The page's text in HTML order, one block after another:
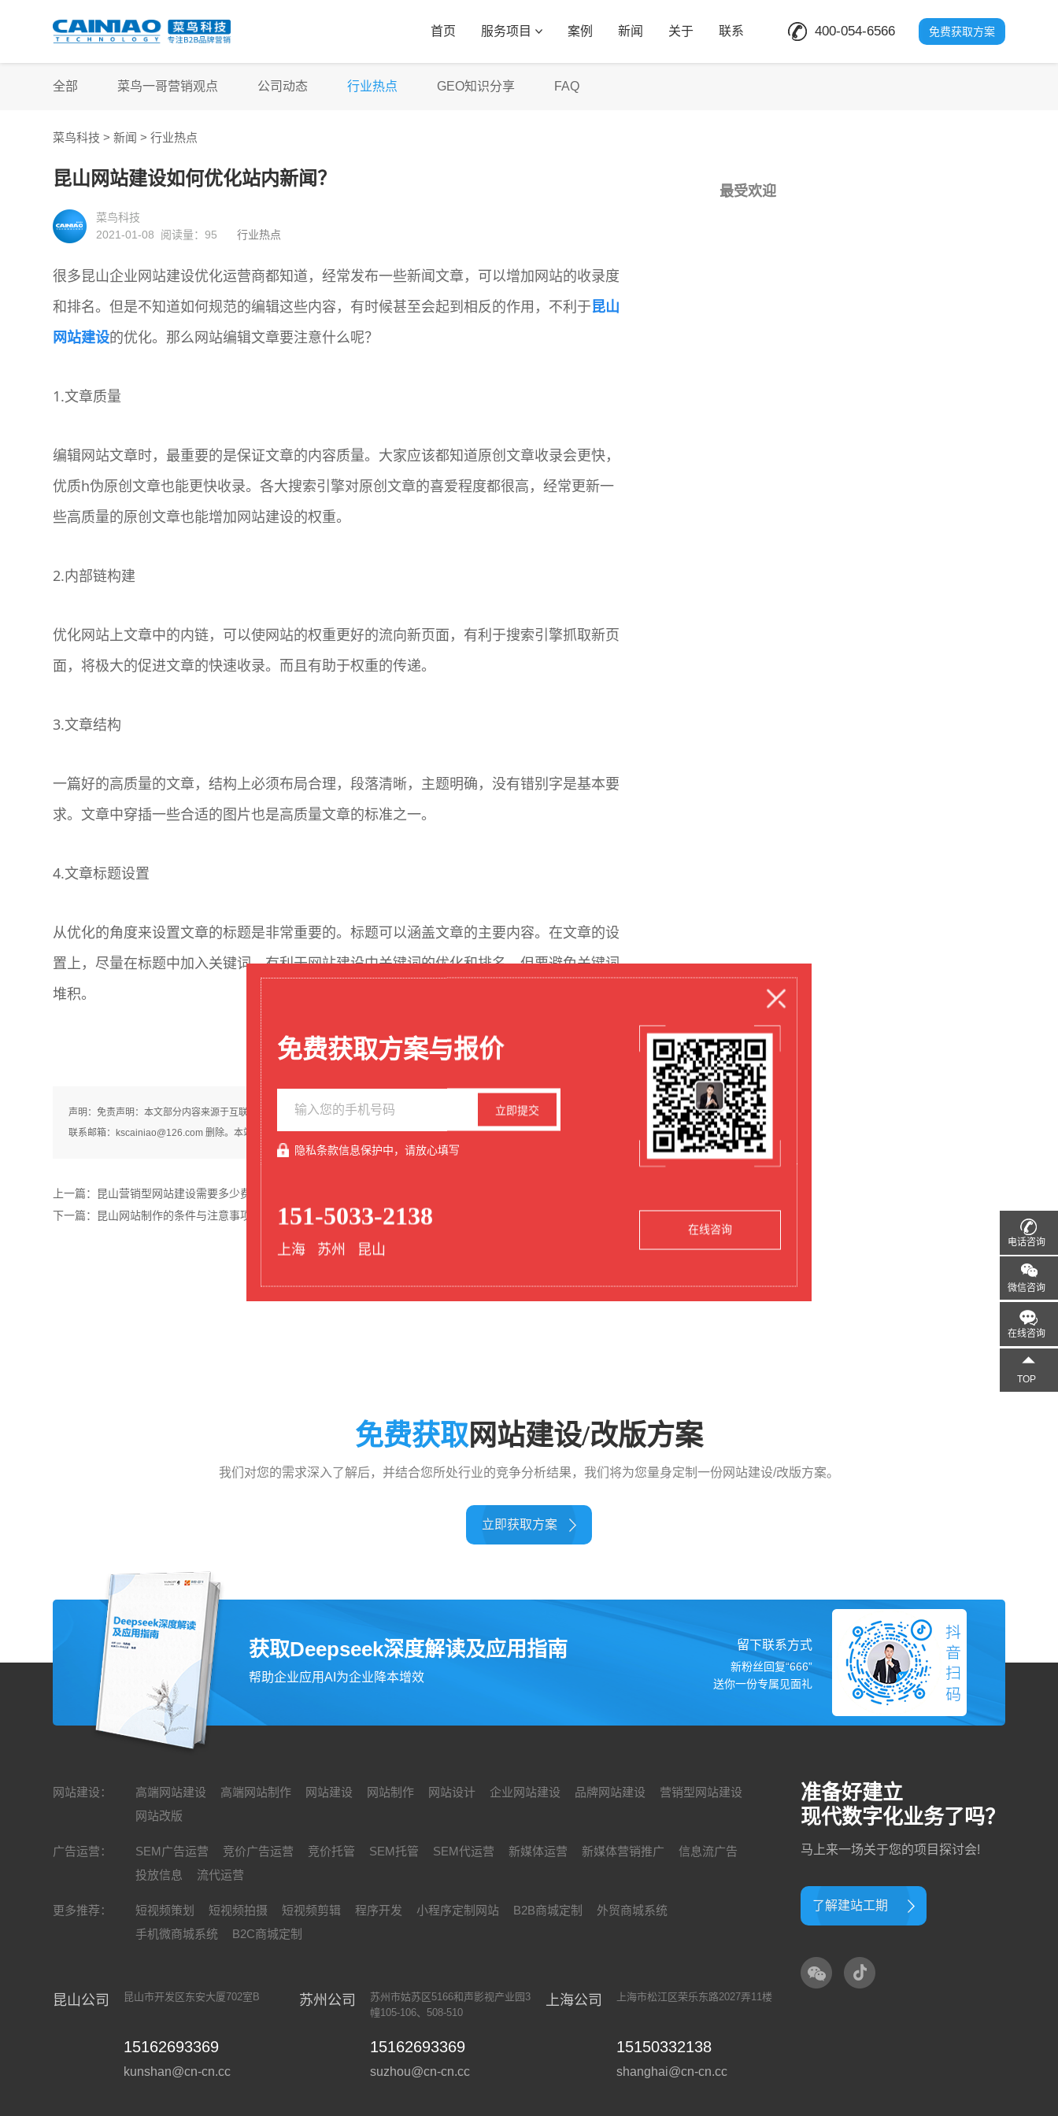
免费获取方案
400-054-6566
首页 服务项目 案例 新闻 关于 联系
全部 菜鸟一哥营销观点 公司动态 行业热点 GEO知识分享 FAQ
菜鸟科技 >新闻 >行业热点
昆山网站建设如何优化站内新闻？
菜鸟科技
2021-01-08 阅读量：95 行业热点
很多昆山企业网站建设优化运营商都知道，经常发布一些新闻文章，可以增加网站的收录度
和排名。但是不知道如何规范的编辑这些内容，有时候甚至会起到相反的作用，不利于昆山
网站建设的优化。那么网站编辑文章要注意什么呢？
1.文章质量
编辑网站文章时，最重要的是保证文章的内容质量。大家应该都知道原创文章收录会更快，
优质h伪原创文章也能更快收录。各大搜索引擎对原创文章的喜爱程度都很高，经常更新一
些高质量的原创文章也能增加网站建设的权重。
2.内部链构建
优化网站上文章中的内链，可以使网站的权重更好的流向新页面，有利于搜索引擎抓取新页
面，将极大的促进文章的快速收录。而且有助于权重的传递。
3.文章结构
一篇好的高质量的文章，结构上必须布局合理，段落清晰，主题明确，没有错别字是基本要
求。文章中穿插一些合适的图片也是高质量文章的标准之一。
4.文章标题设置
从优化的角度来设置文章的标题是非常重要的。标题可以涵盖文章的主要内容。在文章的设
置上，尽量在标题中加入关键词，有利于网站建设中关键词的优化和排名，但要避免关键词
堆积。
声明：免责声明：本文部分内容来源于互联网及AI生成，仅供参考，不代表本平台完全认同。我们尊重原创，若涉及版权问题，请
联系邮箱：kscainiao@126.com 删除。本站原创内容未经授权禁止转载。因内容使用引发的任何责任，本平台不承担法律责任。
上一篇：
昆山营销型网站建设需要多少费用，怎么构成的呢？
下一篇：
昆山网站制作的条件与注意事项
最受欢迎
免费获取网站建设/改版方案
我们对您的需求深入了解后，并结合您所处行业的竞争分析结果，我们将为您量身定制一份网站建设/改版方案。
立即获取方案
获取Deepseek深度解读及应用指南
帮助企业应用AI为企业降本增效
留下联系方式
新粉丝回复“666”
送你一份专属见面礼
网站建设： 高端网站建设 高端网站制作 网站建设 网站制作 网站设计 企业网站建设 品牌网站建设
营销型网站建设
网站改版
广告运营： SEM广告运营 竞价广告运营 竞价托管 SEM托管 SEM代运营 新媒体运营 新媒体营销推广
信息流广告
投放信息
流代运营
更多推荐： 短视频策划 短视频拍摄 短视频剪辑 程序开发 小程序定制网站 B2B商城定制
外贸商城系统
手机微商城系统
B2C商城定制
昆山公司 昆山市开发区东安大厦702室B
15162693369
kunshan@cn-cn.cc
苏州公司
苏州市姑苏区5166和声影视产业园3
幢105-106、508-510
15162693369
suzhou@cn-cn.cc
上海公司 上海市松江区荣乐东路2027弄11楼
15150332138
shanghai@cn-cn.cc
准备好建立
现代数字化业务了吗？
马上来一场关于您的项目探讨会!
了解建站工期
免费获取方案与报价
立即提交
隐私条款信息保护中，请放心填写
151-5033-2138
上海 苏州 昆山
在线咨询
电话咨询
微信咨询
在线咨询
TOP